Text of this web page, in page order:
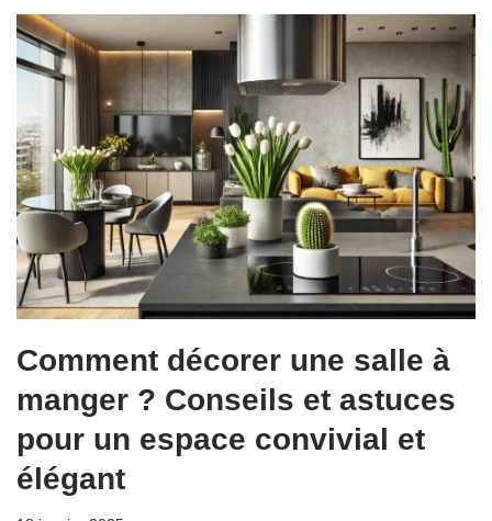
Comment décorer une salle à
manger ? Conseils et astuces
pour un espace convivial et
élégant